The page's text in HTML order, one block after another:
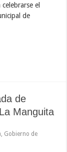
el
de
de
Manguita
Gobierno de